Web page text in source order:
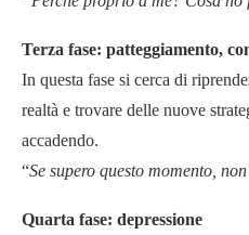
Terza fase: patteggiamento,
In questa fase si cerca di
realtà e trovare delle nuove
accadendo.
“Se supero questo momento,
Quarta fase: depressione